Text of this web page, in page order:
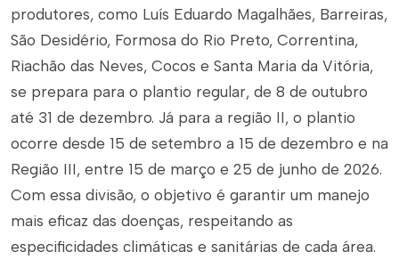
produtores, como Luís Eduardo Magalhães, Barreiras,
São Desidério, Formosa do Rio Preto, Correntina,
Riachão das Neves, Cocos e Santa Maria da Vitória,
se prepara para o plantio regular, de 8 de outubro
até 31 de dezembro. Já para a região II, o plantio
ocorre desde 15 de setembro a 15 de dezembro e na
Região III, entre 15 de março e 25 de junho de 2026.
Com essa divisão, o objetivo é garantir um manejo
mais eficaz das doenças, respeitando as
especificidades climáticas e sanitárias de cada área.